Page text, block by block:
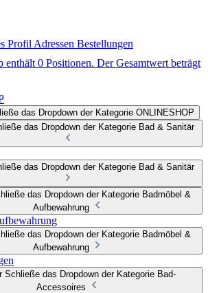
Profil Adressen Bestellungen
enthält 0 Positionen. Der Gesamtwert beträgt
das Dropdown der Kategorie ONLINESHOP
das Dropdown der Kategorie Bad & Sanitär
das Dropdown der Kategorie Bad & Sanitär
das Dropdown der Kategorie Badmöbel &
Aufbewahrung
das Dropdown der Kategorie Badmöbel &
Aufbewahrung
Schließe das Dropdown der Kategorie Bad-
Accessoires